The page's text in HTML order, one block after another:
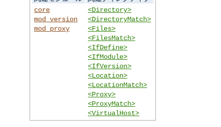
core
mod_version
mod_proxy
<Directory>
<DirectoryMatch>
<Files>
<FilesMatch>
<IfDefine>
<IfModule>
<IfVersion>
<Location>
<LocationMatch>
<Proxy>
<ProxyMatch>
<VirtualHost>